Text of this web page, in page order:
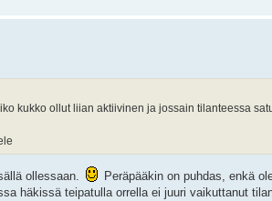
kukko ollut liian aktiivinen ja jossain tilanteessa
ollessaan.
Peräpääkin on puhdas, enkä
häkissä teipatulla orrella ei juuri vaikuttanut